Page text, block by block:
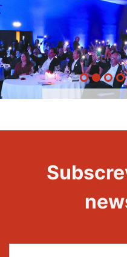
Evento